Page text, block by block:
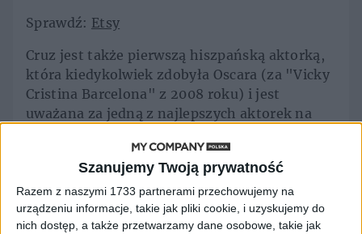
Szanujemy Twoją prywatność
Razem z naszymi 1733 partnerami przechowujemy na
urządzeniu informacje, takie jak pliki cookie, i uzyskujemy do
nich dostęp, a także przetwarzamy dane osobowe, takie jak
Sprawdź: Etsy
Cruz jest także pierwszą hiszpańską aktorką,
która kiedykolwiek zdobyła Oscara (za "Vicky
Cristina Barcelona" z 2008 roku) i jest
uważana za jedną z najlepszych aktorek na
W 2018 roku Penélope zagrała ponadto na
małym ekranie, wcielając się w Donatellę
Versace w limitowanym serialu FX "Zabójstwo
Gianniego Versace: American Crime Story",